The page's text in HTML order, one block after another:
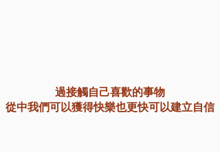
過接觸自己喜歡的事物
從中我們可以獲得快樂也更快可以建立自信